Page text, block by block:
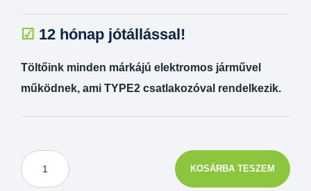
☑ 12 hónap jótállással!
Töltőink minden márkájú elektromos járművel
működnek, ami TYPE2 csatlakozóval rendelkezik.
KOSÁRBA TESZEM